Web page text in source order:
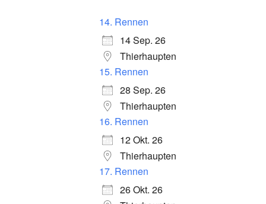
14. Rennen
14 Sep. 26
Thierhaupten
15. Rennen
28 Sep. 26
Thierhaupten
16. Rennen
12 Okt. 26
Thierhaupten
17. Rennen
26 Okt. 26